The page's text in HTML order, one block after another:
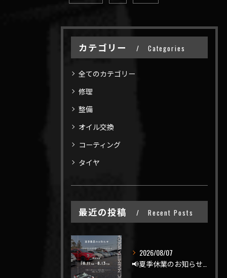
カテゴリー Categories
全てのカテゴリー
修理
整備
オイル交換
コーティング
タイヤ
最近の投稿 Recent Posts
2026/08/07